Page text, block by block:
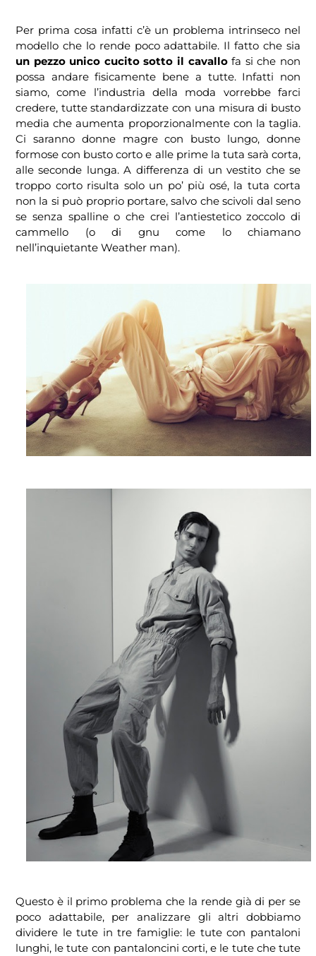
Per prima cosa infatti c’è un problema intrinseco nel
modello che lo rende poco adattabile. Il fatto che sia
un pezzo unico cucito sotto il cavallofa si che non
possa andare fisicamente bene a tutte. Infatti non
siamo, come l’industria della moda vorrebbe farci
credere, tutte standardizzate con una misura di busto
media che aumenta proporzionalmente con la taglia.
Ci saranno donne magre con busto lungo, donne
formose con busto corto e alle prime la tuta sarà corta,
alle seconde lunga. A differenza di un vestito che se
troppo corto risulta solo un po’ più osé, la tuta corta
non la si può proprio portare, salvo che scivoli dal seno
se senza spalline o che crei l’antiestetico zoccolo di
cammello (o di gnu come lo chiamano
nell’inquietante Weather man).
Questo è il primo problema che la rende già di per se
poco adattabile, per analizzare gli altri dobbiamo
dividere le tute in tre famiglie: le tute con pantaloni
lunghi, le tute con pantaloncini corti, e le tute che tute